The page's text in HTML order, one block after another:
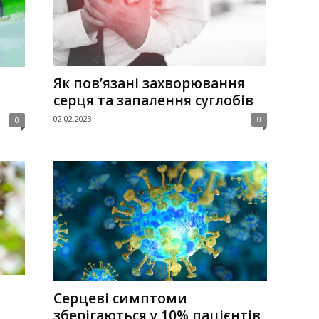
0
Як пов’язані захворювання
серця та запалення суглобів
02.02.2023 0
Серцеві симптоми